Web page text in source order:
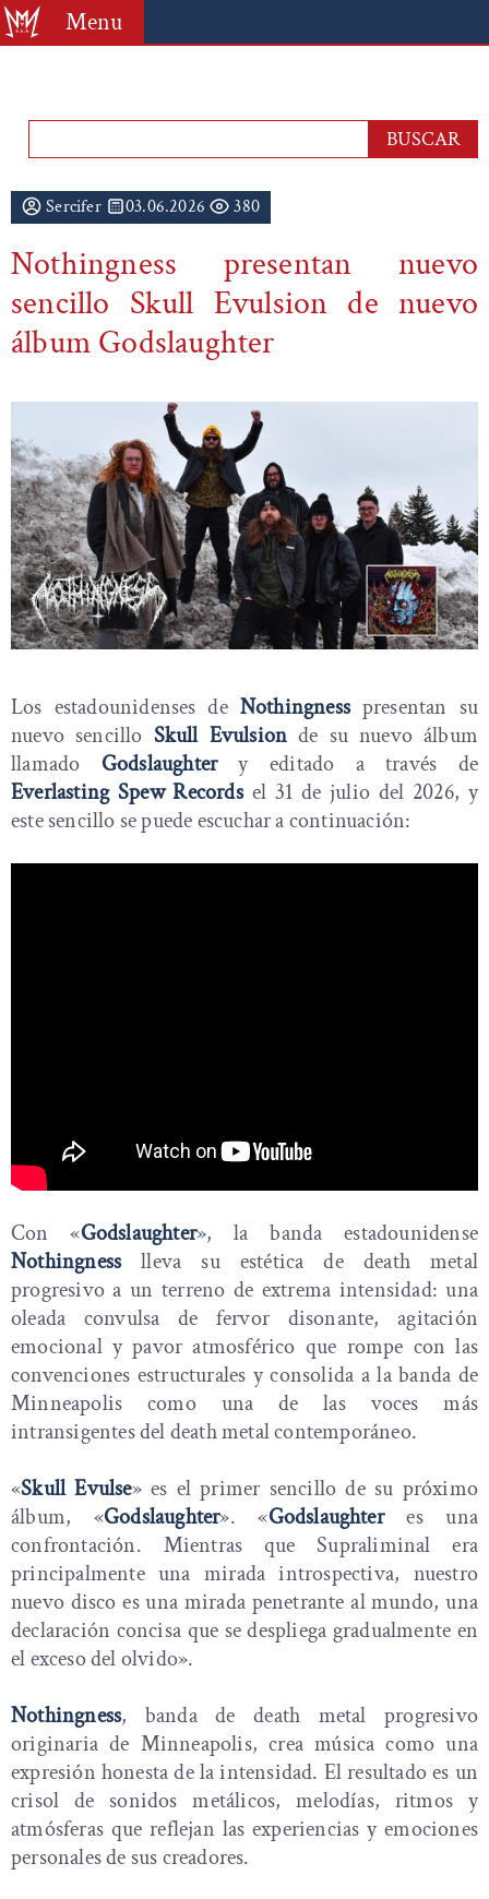
Menu
Sercifer 03.06.2026 380
Nothingness presentan nuevo
sencillo Skull Evulsion de nuevo
álbum Godslaughter
Los estadounidenses de Nothingnesspresentan su
nuevo sencillo Skull Evulsion de su nuevo álbum
llamado Godslaughtery editado a través de
Everlasting Spew Recordsel 31 de julio del 2026, y
este sencillo se puede escuchar a continuación:
Con «Godslaughter», la banda estadounidense
Nothingnesslleva su estética de death metal
progresivo a un terreno de extrema intensidad: una
oleada convulsa de fervor disonante, agitación
emocional y pavor atmosférico que rompe con las
convenciones estructurales y consolida a la banda de
Minneapolis como una de las voces más
intransigentes del death metal contemporáneo.
«Skull Evulse» es el primer sencillo de su próximo
álbum, «Godslaughter». «Godslaughteres una
confrontación. Mientras que Supraliminal era
principalmente una mirada introspectiva, nuestro
nuevo disco es una mirada penetrante al mundo, una
declaración concisa que se despliega gradualmente en
el exceso del olvido».
Nothingness, banda de death metal progresivo
originaria de Minneapolis, crea música como una
expresión honesta de la intensidad. El resultado es un
crisol de sonidos metálicos, melodías, ritmos y
atmósferas que reflejan las experiencias y emociones
personales de sus creadores.